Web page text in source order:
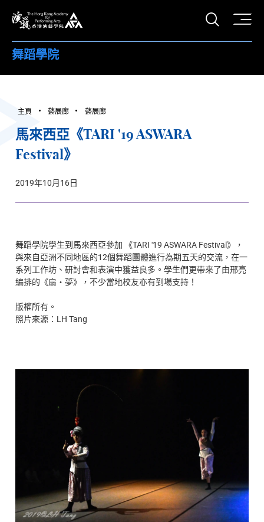
打開
舞蹈學院
主頁 藝展廊 藝展廊
馬來西亞《TARI '19 ASWARA
Festival》
2019年10月16日
舞蹈學院學生到馬來西亞參加 《TARI '19 ASWARA Festival》，
與來自亞洲不同地區的12個舞蹈團體進行為期五天的交流，在一
系列工作坊、研討會和表演中獲益良多。學生們更帶來了由邢亮
編排的《扇‧夢》，不少當地校友亦有到場支持！
版權所有。
照片來源：LH Tang